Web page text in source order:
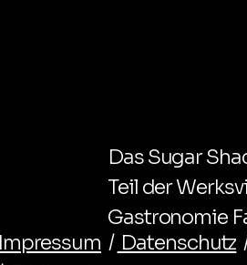
Das Sugar
Teil der
Gastronomie
/ Datenschutz